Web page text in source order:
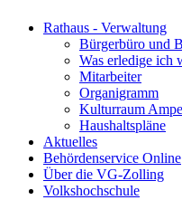
Rathaus - Verwaltung
Bürgerbüro und
Was erledige ich
Mitarbeiter
Organigramm
Kulturraum
Haushaltspläne
Aktuelles
Behördenservice Online
Über die VG-Zolling
Volkshochschule